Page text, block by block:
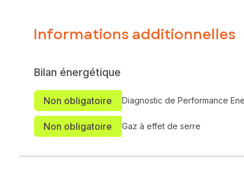
Les informations sur les risques auxquels ce bien est
Honoraires charge vendeur
Contactez votre conseiller SAFTI : Chrystèle
833487267
Informations additionnelles
Bilan énergétique
Non obligatoire Diagnostic de Performance
Non obligatoire Gaz à effet de serre